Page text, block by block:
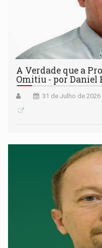
A Verdade que a
Omitiu - por Daniel
31 de Julho de 2026